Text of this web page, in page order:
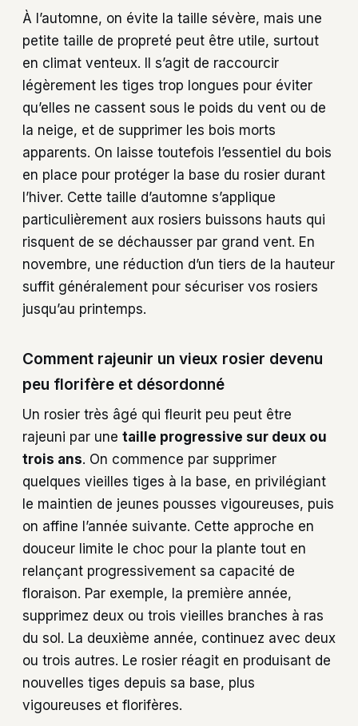
À l’automne, on évite la taille sévère, mais une
petite taille de propreté peut être utile, surtout
en climat venteux. Il s’agit de raccourcir
légèrement les tiges trop longues pour éviter
qu’elles ne cassent sous le poids du vent ou de
la neige, et de supprimer les bois morts
apparents. On laisse toutefois l’essentiel du bois
en place pour protéger la base du rosier durant
l’hiver. Cette taille d’automne s’applique
particulièrement aux rosiers buissons hauts qui
risquent de se déchausser par grand vent. En
novembre, une réduction d’un tiers de la hauteur
suffit généralement pour sécuriser vos rosiers
jusqu’au printemps.
Comment rajeunir un vieux rosier devenu
peu florifère et désordonné
Un rosier très âgé qui fleurit peu peut être
rajeuni par une taille progressive sur deux ou
trois ans. On commence par supprimer
quelques vieilles tiges à la base, en privilégiant
le maintien de jeunes pousses vigoureuses, puis
on affine l’année suivante. Cette approche en
douceur limite le choc pour la plante tout en
relançant progressivement sa capacité de
floraison. Par exemple, la première année,
supprimez deux ou trois vieilles branches à ras
du sol. La deuxième année, continuez avec deux
ou trois autres. Le rosier réagit en produisant de
nouvelles tiges depuis sa base, plus
vigoureuses et florifères.